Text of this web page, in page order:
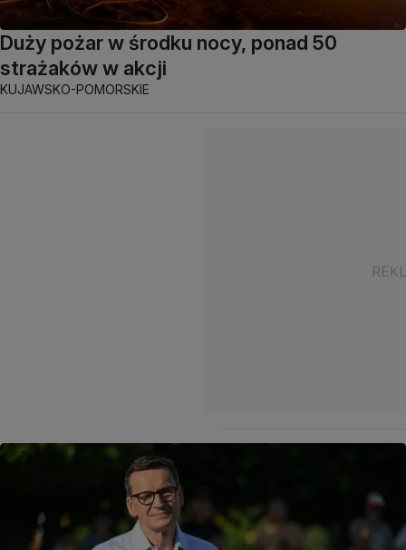
Duży pożar w środku nocy, ponad 50
strażaków w akcji
KUJAWSKO-POMORSKIE